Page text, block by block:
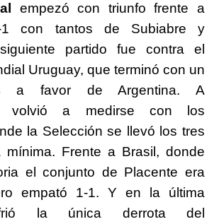
empezó con triunfo frente a
con tantos de Subiabre y
partido fue contra el
Uruguay, que terminó con un
a favor de Argentina. A
volvió a medirse con los
la Selección se llevó los tres
mínima. Frente a Brasil, donde
el conjunto de Placente era
empató 1-1. Y en la última
la única derrota del